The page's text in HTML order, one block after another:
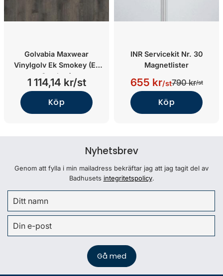
Golvabia Maxwear
Vinylgolv Ek Smokey (Ek
Smokey)
1 114,14 kr/st
Köp
INR Servicekit Nr. 30
Magnetlister
655 kr/st790 kr/st
Köp
Nyhetsbrev
Genom att fylla i min mailadress bekräftar jag att jag tagit del av
Badhusets integritetspolicy.